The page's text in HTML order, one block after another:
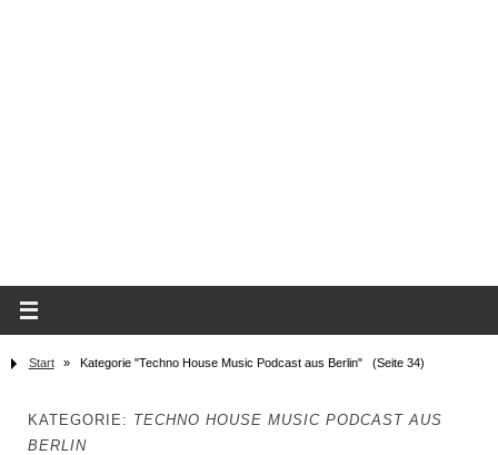
Start » Kategorie "Techno House Music Podcast aus Berlin" (Seite 34)
KATEGORIE: TECHNO HOUSE MUSIC PODCAST AUS
BERLIN